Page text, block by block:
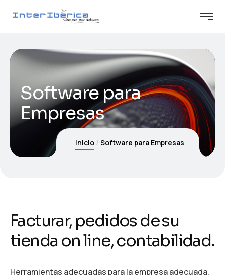
Software para
Empresas
Inicio Software para Empresas
Facturar, pedidos de su
tienda on line, contabilidad.
Herramientas adecuadas para la empresa adecuada.